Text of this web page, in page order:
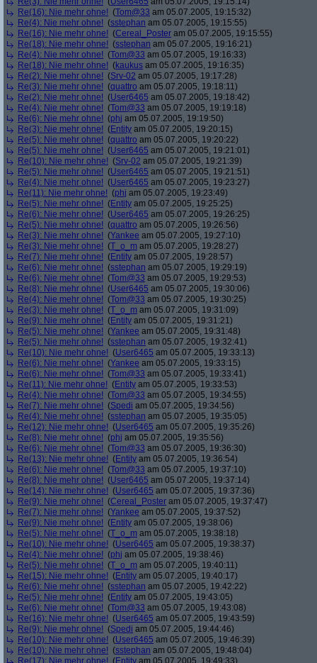
Re(16): Nie mehr ohne! (Tom@33 am 05.07.2005, 19:15:32)
Re(4): Nie mehr ohne! (sstephan am 05.07.2005, 19:15:55)
Re(16): Nie mehr ohne! (Cereal_Poster am 05.07.2005, 19:15:55)
Re(18): Nie mehr ohne! (sstephan am 05.07.2005, 19:16:21)
Re(4): Nie mehr ohne! (Tom@33 am 05.07.2005, 19:16:33)
Re(18): Nie mehr ohne! (kaukus am 05.07.2005, 19:16:35)
Re(2): Nie mehr ohne! (Srv-02 am 05.07.2005, 19:17:28)
Re(3): Nie mehr ohne! (quattro am 05.07.2005, 19:18:11)
Re(2): Nie mehr ohne! (User6465 am 05.07.2005, 19:18:42)
Re(4): Nie mehr ohne! (Tom@33 am 05.07.2005, 19:19:18)
Re(6): Nie mehr ohne! (phj am 05.07.2005, 19:19:50)
Re(3): Nie mehr ohne! (Entity am 05.07.2005, 19:20:15)
Re(5): Nie mehr ohne! (quattro am 05.07.2005, 19:20:22)
Re(5): Nie mehr ohne! (User6465 am 05.07.2005, 19:21:01)
Re(10): Nie mehr ohne! (Srv-02 am 05.07.2005, 19:21:39)
Re(5): Nie mehr ohne! (User6465 am 05.07.2005, 19:21:51)
Re(4): Nie mehr ohne! (User6465 am 05.07.2005, 19:23:27)
Re(11): Nie mehr ohne! (phj am 05.07.2005, 19:23:49)
Re(5): Nie mehr ohne! (Entity am 05.07.2005, 19:25:25)
Re(6): Nie mehr ohne! (User6465 am 05.07.2005, 19:26:25)
Re(5): Nie mehr ohne! (quattro am 05.07.2005, 19:26:56)
Re(3): Nie mehr ohne! (Yankee am 05.07.2005, 19:27:10)
Re(3): Nie mehr ohne! (T_o_m am 05.07.2005, 19:28:27)
Re(7): Nie mehr ohne! (Entity am 05.07.2005, 19:28:57)
Re(6): Nie mehr ohne! (sstephan am 05.07.2005, 19:29:19)
Re(6): Nie mehr ohne! (Tom@33 am 05.07.2005, 19:29:53)
Re(8): Nie mehr ohne! (User6465 am 05.07.2005, 19:30:06)
Re(4): Nie mehr ohne! (Tom@33 am 05.07.2005, 19:30:25)
Re(3): Nie mehr ohne! (T_o_m am 05.07.2005, 19:31:09)
Re(9): Nie mehr ohne! (Entity am 05.07.2005, 19:31:21)
Re(5): Nie mehr ohne! (Yankee am 05.07.2005, 19:31:48)
Re(5): Nie mehr ohne! (sstephan am 05.07.2005, 19:32:41)
Re(10): Nie mehr ohne! (User6465 am 05.07.2005, 19:33:13)
Re(6): Nie mehr ohne! (Yankee am 05.07.2005, 19:33:15)
Re(6): Nie mehr ohne! (Tom@33 am 05.07.2005, 19:33:41)
Re(11): Nie mehr ohne! (Entity am 05.07.2005, 19:33:53)
Re(4): Nie mehr ohne! (Tom@33 am 05.07.2005, 19:34:55)
Re(7): Nie mehr ohne! (Spedi am 05.07.2005, 19:34:56)
Re(4): Nie mehr ohne! (sstephan am 05.07.2005, 19:35:05)
Re(12): Nie mehr ohne! (User6465 am 05.07.2005, 19:35:26)
Re(8): Nie mehr ohne! (phj am 05.07.2005, 19:35:56)
Re(6): Nie mehr ohne! (Tom@33 am 05.07.2005, 19:36:30)
Re(13): Nie mehr ohne! (Entity am 05.07.2005, 19:36:54)
Re(6): Nie mehr ohne! (Tom@33 am 05.07.2005, 19:37:10)
Re(8): Nie mehr ohne! (User6465 am 05.07.2005, 19:37:14)
Re(14): Nie mehr ohne! (User6465 am 05.07.2005, 19:37:36)
Re(9): Nie mehr ohne! (Cereal_Poster am 05.07.2005, 19:37:47)
Re(7): Nie mehr ohne! (Yankee am 05.07.2005, 19:37:52)
Re(9): Nie mehr ohne! (Entity am 05.07.2005, 19:38:06)
Re(5): Nie mehr ohne! (T_o_m am 05.07.2005, 19:38:18)
Re(10): Nie mehr ohne! (User6465 am 05.07.2005, 19:38:37)
Re(4): Nie mehr ohne! (phj am 05.07.2005, 19:38:46)
Re(5): Nie mehr ohne! (T_o_m am 05.07.2005, 19:40:11)
Re(15): Nie mehr ohne! (Entity am 05.07.2005, 19:40:17)
Re(6): Nie mehr ohne! (sstephan am 05.07.2005, 19:42:22)
Re(5): Nie mehr ohne! (Entity am 05.07.2005, 19:43:05)
Re(6): Nie mehr ohne! (Tom@33 am 05.07.2005, 19:43:08)
Re(16): Nie mehr ohne! (User6465 am 05.07.2005, 19:43:59)
Re(9): Nie mehr ohne! (Spedi am 05.07.2005, 19:44:46)
Re(10): Nie mehr ohne! (User6465 am 05.07.2005, 19:46:39)
Re(10): Nie mehr ohne! (sstephan am 05.07.2005, 19:48:04)
Re(17): Nie mehr ohne! (Entity am 05.07.2005, 19:49:33)